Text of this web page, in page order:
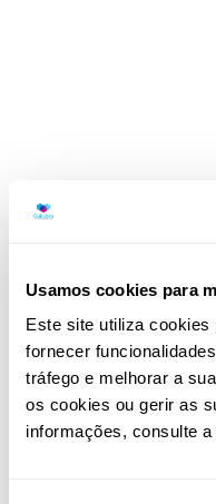
Usamos cookies para
Este site utiliza cookies
fornecer
tráfego e melhorar a
os cookies ou gerir as
informações, consulte